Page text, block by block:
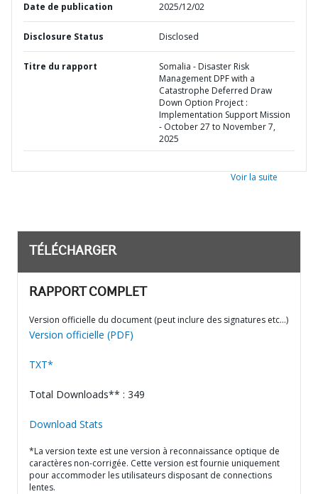
Date de publication 2025/12/02
Disclosure Status Disclosed
Titre du rapport
Somalia - Disaster Risk
Management DPF with a
Catastrophe Deferred Draw
Down Option Project :
Implementation Support Mission
- October 27 to November 7,
2025
Voir la suite
TÉLÉCHARGER
RAPPORT COMPLET
Version officielle du document (peut inclure des signatures etc…)
Version officielle (PDF)
TXT*
Total Downloads** : 349
Download Stats
*La version texte est une version à reconnaissance optique de
caractères non-corrigée. Cette version est fournie uniquement
pour accommoder les utilisateurs disposant de connections
lentes.